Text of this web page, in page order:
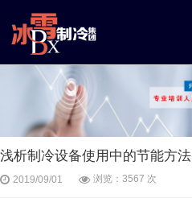
浅析制冷设备使用中的节能方法
2019/09/01 浏览：3567 次